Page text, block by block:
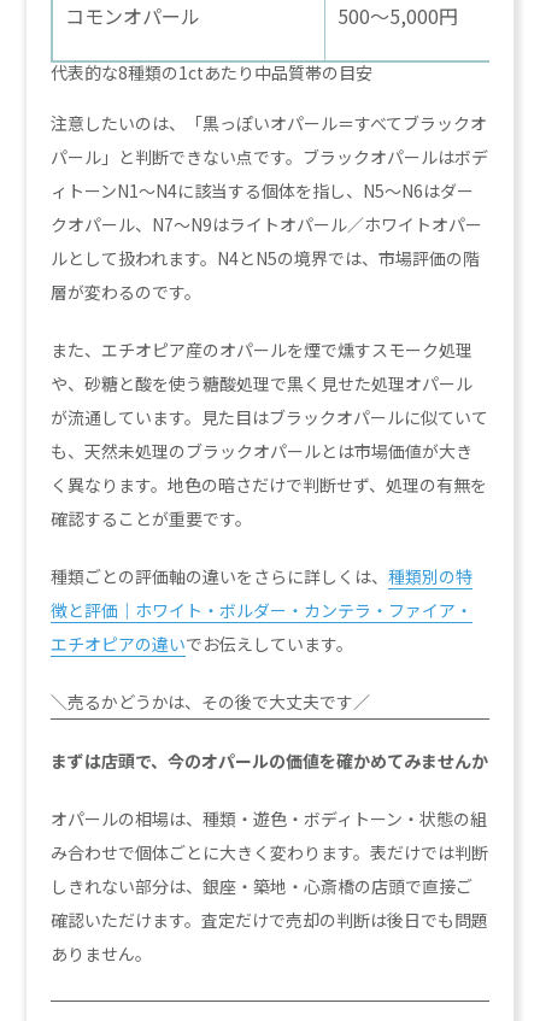
コモンオパール
500〜5,000円
代表的な8種類の1ctあたり中品質帯の目安
注意したいのは、「黒っぽいオパール＝すべてブラックオ
パール」と判断できない点です。ブラックオパールはボデ
ィトーンN1〜N4に該当する個体を指し、N5〜N6はダー
クオパール、N7〜N9はライトオパール／ホワイトオパー
ルとして扱われます。N4とN5の境界では、市場評価の階
層が変わるのです。
また、エチオピア産のオパールを煙で燻すスモーク処理
や、砂糖と酸を使う糖酸処理で黒く見せた処理オパール
が流通しています。見た目はブラックオパールに似ていて
も、天然未処理のブラックオパールとは市場価値が大き
く異なります。地色の暗さだけで判断せず、処理の有無を
確認することが重要です。
種類ごとの評価軸の違いをさらに詳しくは、種類別の特
徴と評価｜ホワイト・ボルダー・カンテラ・ファイア・
エチオピアの違いでお伝えしています。
＼売るかどうかは、その後で大丈夫です／
まずは店頭で、今のオパールの価値を確かめてみませんか
オパールの相場は、種類・遊色・ボディトーン・状態の組
み合わせで個体ごとに大きく変わります。表だけでは判断
しきれない部分は、銀座・築地・心斎橋の店頭で直接ご
確認いただけます。査定だけで売却の判断は後日でも問題
ありません。